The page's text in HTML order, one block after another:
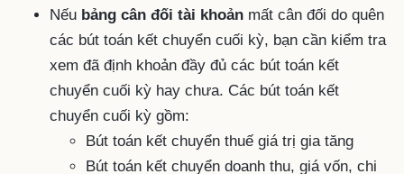
Nếu bảng cân đối tài khoản mất cân đối do quên
các bút toán kết chuyển cuối kỳ, bạn cần kiểm tra
xem đã định khoản đầy đủ các bút toán kết
chuyển cuối kỳ hay chưa. Các bút toán kết
chuyển cuối kỳ gồm:
Bút toán kết chuyển thuế giá trị gia tăng
Bút toán kết chuyển doanh thu, giá vốn, chi